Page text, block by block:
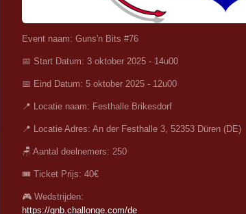
Event naam: Guns'n Bits #76
📅 Start Datum: 3 oktober 2025 - 14u00
📅 Eind Datum: 5 oktober 2025 - 12u00
📍 Locatie naam: Festhalle Brikesdorf
📍 Locatie Adres: An der Festhalle 3, 52353 Düren (DE)
🪑 Aantal deelnemers: 250
🎟️ Ticket Prijs: 40€
🎮 Wedstrijden:
https://gnb.challonge.com/de